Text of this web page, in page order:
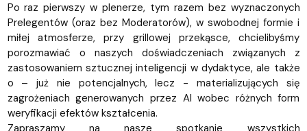
Po raz pierwszy w plenerze, tym razem bez wyznaczonych
Prelegentów (oraz bez Moderatorów), w swobodnej formie i
miłej atmosferze, przy grillowej przekąsce, chcielibyśmy
porozmawiać o naszych doświadczeniach związanych z
zastosowaniem sztucznej inteligencji w dydaktyce, ale także
o – już nie potencjalnych, lecz - materializujących się
zagrożeniach generowanych przez AI wobec różnych form
weryfikacji efektów kształcenia.